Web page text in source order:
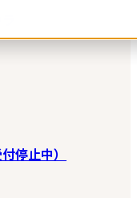
停止中）